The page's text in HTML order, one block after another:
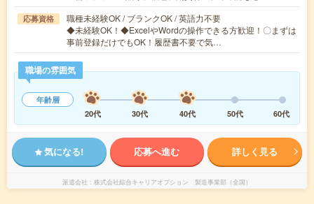
応募資格
職種未経験OK / ブランクOK / 英語力不要
◆未経験OK！◆ExcelやWordの操作できる方歓迎！〇まずは
事前登録だけでもOK！履歴書不要で気…
職場の雰囲気
年齢層
20代
30代 40代 50代 60代
気になる! 応募へ進む 詳しく見る
派遣会社 株式会社綜合キャリアオプション 製造事業部（全国）